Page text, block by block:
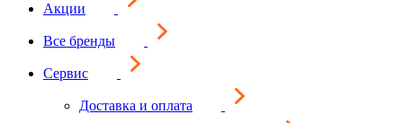
Акции
Все бренды
Сервис
Доставка и оплата